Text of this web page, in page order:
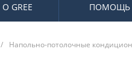
О GREE ПОМОЩЬ
/ Напольно-потолочные